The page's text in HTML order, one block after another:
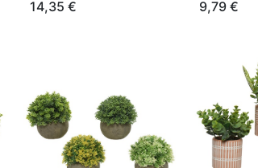
yellow - green-white-
Garland | EAN:
8720093957549
14,35 €
purple -
W12-
assorted
24/24 in
EAN:
9,79 €